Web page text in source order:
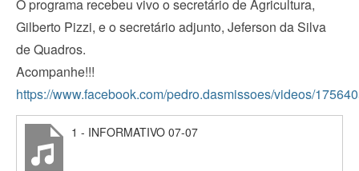
O programa recebeu vivo o secretário de Agricultura,
Gilberto Pizzi, e o secretário adjunto, Jeferson da Silva
de Quadros.
Acompanhe!!!
https://www.facebook.com/pedro.dasmissoes/videos/
1 - INFORMATIVO 07-07